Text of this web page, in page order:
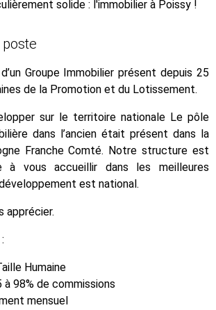
solide : l'immobilier à Poissy !
Groupe Immobilier présent depuis 25
de la Promotion et du Lotissement.
sur le territoire nationale Le pôle
dans l’ancien était présent dans la
Franche Comté. Notre structure est
à vous accueillir dans les meilleures
est national.
apprécier.
Humaine
à 98% de commissions
mensuel